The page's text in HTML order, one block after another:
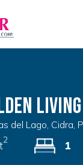
LIVING
del Lago, Cidra,
2 1